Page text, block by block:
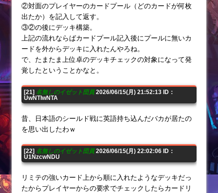
②対面のプレイヤーのカードプール（どのカードが何枚
出たか）を記入して返す。
③②の後にデッキ構築。
上記の流れならばカードプール記入後にプールに無いカ
ードを外からデッキに入れたんやろね。
で、たまたま上位卓のデッキチェックの対象になって発
覚したということかなと。
[21] 名無しのイゼット団員2026/06/15(月) 21:52:13 ID：
UwNTIwNTA
昔、日本語のシールド戦に英語持ち込んだバカが居たの
を思い出したわｗ
[22] 名無しのイゼット団員2026/06/15(月) 22:02:06 ID：
U1NzcwNDU
リミテの強いカード上から順に入れたようなデッキだっ
たからプレイヤーからの要求でチェックしたらカードリ